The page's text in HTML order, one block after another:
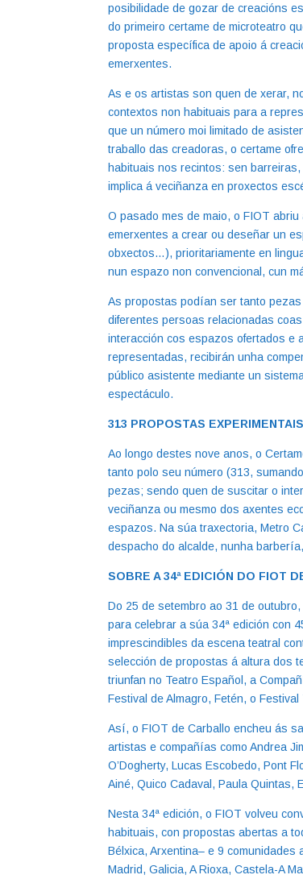
posibilidade de gozar de creacións
do primeiro certame de microteatro
proposta específica de apoio á
emerxentes.
As e os artistas son quen de xerar,
contextos non habituais para a
que un número moi limitado de
traballo das creadoras, o certame
habituais nos recintos: sen
implica á veciñanza en proxectos
O pasado mes de maio, o FIOT
emerxentes a crear ou deseñar un
obxectos…), prioritariamente en
nun espazo non convencional, cun
As propostas podían ser tanto
diferentes persoas relacionadas
interacción cos espazos ofertados e
representadas, recibirán unha
público asistente mediante un
espectáculo.
313 PROPOSTAS
Ao longo destes nove anos, o
tanto polo seu número (313,
pezas; sendo quen de suscitar o
veciñanza ou mesmo dos axentes
espazos. Na súa traxectoria, Metro
despacho do alcalde, nunha
SOBRE A 34ª EDICIÓN DO FIOT
Do 25 de setembro ao 31 de
para celebrar a súa 34ª edición con
imprescindibles da escena teatral
selección de propostas á altura dos
triunfan no Teatro Español, a
Festival de Almagro, Fetén, o
Así, o FIOT de Carballo encheu ás
artistas e compañías como Andrea
O’Dogherty, Lucas Escobedo, Pont
Ainé, Quico Cadaval, Paula Quintas,
Nesta 34ª edición, o FIOT volveu
habituais, con propostas abertas a
Bélxica, Arxentina– e 9
Madrid, Galicia, A Rioxa, Castela-A